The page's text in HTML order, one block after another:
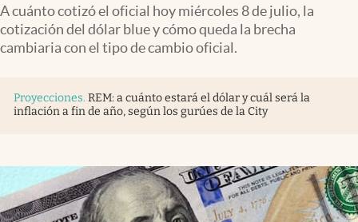
Apertura
Clase
Mundial 2026
Eventos Corporativos
A cuánto cotizó el oficial hoy miércoles 8 de julio, la
cotización del dólar blue y cómo queda la brecha
cambiaria con el tipo de cambio oficial.
Proyecciones. REM: a cuánto estará el dólar y cuál será la
inflación a fin de año, según los gurúes de la City